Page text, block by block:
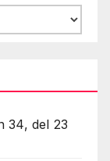
34, del 23